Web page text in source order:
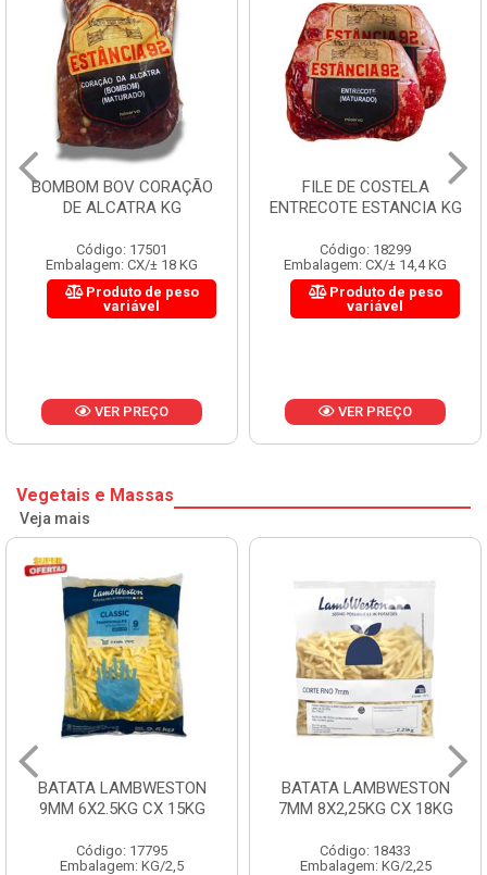
BOMBOM BOV CORAÇÃO
DE ALCATRA KG
Código: 17501
Embalagem: CX/± 18 KG
Produto de peso
variável
VER PREÇO
FILE DE COSTELA
ENTRECOTE ESTANCIA KG
Código: 18299
Embalagem: CX/± 14,4 KG
Produto de peso
variável
VER PREÇO
Vegetais e Massas
Veja mais
BATATA LAMBWESTON
9MM 6X2.5KG CX 15KG
Código: 17795
Embalagem: KG/2,5
BATATA LAMBWESTON
7MM 8X2,25KG CX 18KG
Código: 18433
Embalagem: KG/2,25